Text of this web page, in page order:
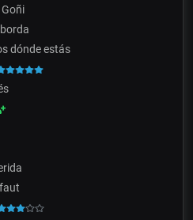
dónde estás